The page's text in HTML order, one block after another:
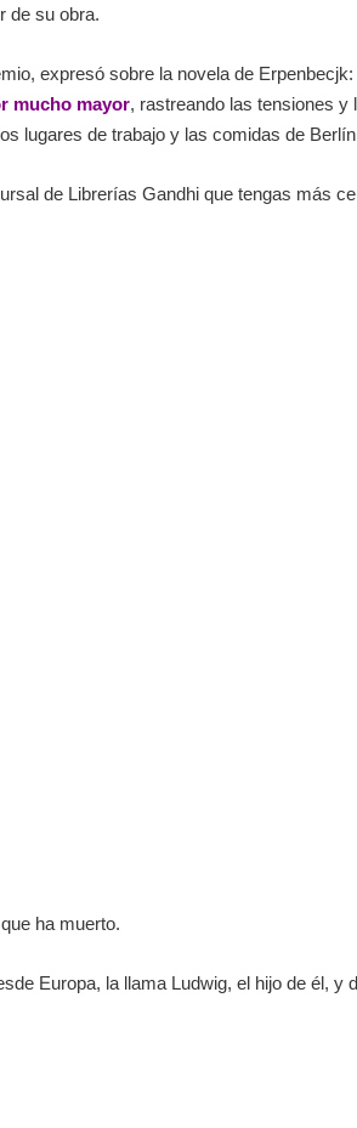
de su obra.
expresó sobre la novela de Erpenbecjk:
mucho mayor, rastreando las tensiones
lugares de trabajo y las comidas de Berlín
de Librerías Gandhi que tengas más
ha muerto.
Europa, la llama Ludwig, el hijo de él, y